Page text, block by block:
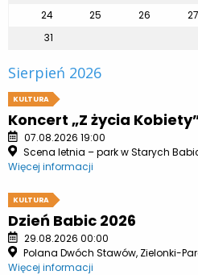
24
25 26 27
31
Sierpień 2026
KULTURA
Koncert „Z życia
07.08.2026 19:00
Scena letnia – park w Starych
Więcej informacji
KULTURA
Dzień Babic 2026
29.08.2026 00:00
Polana Dwóch Stawów, Zielonki-
Więcej informacji